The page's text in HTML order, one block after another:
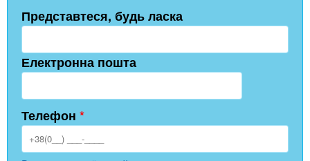
Представтеся, будь ласка
Електронна пошта
Телефон *